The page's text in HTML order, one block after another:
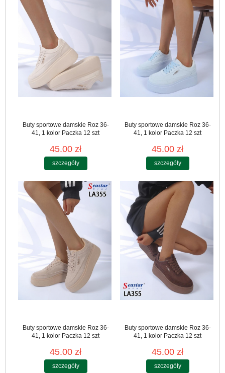
Buty sportowe damskie Roz 36-
41, 1 kolor Paczka 12 szt
45.00 zł
szczegóły
Buty sportowe damskie Roz 36-
41, 1 kolor Paczka 12 szt
45.00 zł
szczegóły
Buty sportowe damskie Roz 36-
41, 1 kolor Paczka 12 szt
45.00 zł
szczegóły
Buty sportowe damskie Roz 36-
41, 1 kolor Paczka 12 szt
45.00 zł
szczegóły